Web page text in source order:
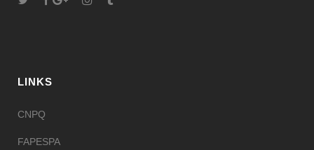
LINKS
CNPQ
FAPESPA